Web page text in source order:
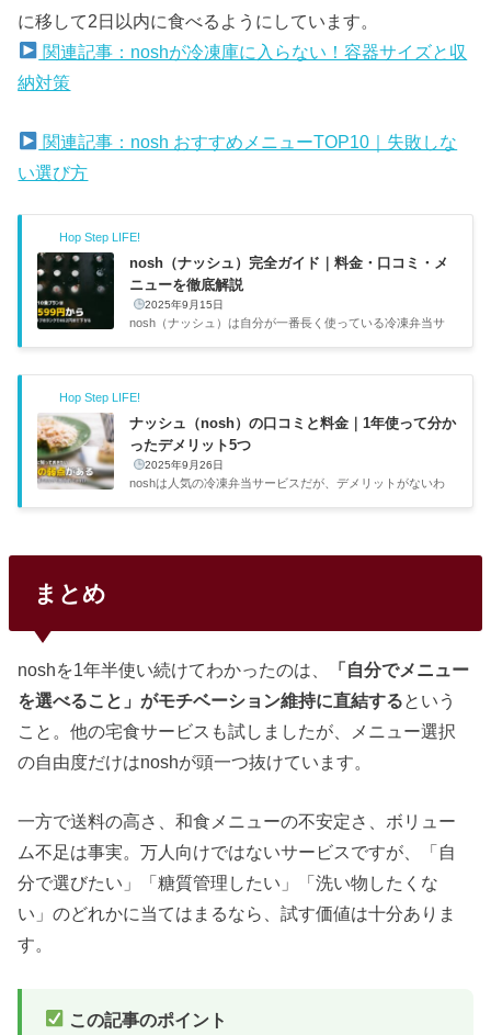
に移して2日以内に食べるようにしています。
関連記事：noshが冷凍庫に入らない！容器サイズと収
納対策
関連記事：nosh おすすめメニューTOP10｜失敗しな
い選び方
Hop Step LIFE!
nosh（ナッシュ）完全ガイド｜料金・口コミ・メ
ニューを徹底解説
2025年9月15日
nosh（ナッシュ）は自分が一番長く使っている冷凍弁当サ
言われたのがきっかけで始めた。チリハンバーグステーキを
食べた瞬間に「これは続けられる」と確信して、もう1年以
上リピートしている。この記事ではnoshの料金・口コミ・
メリット・デメリットを実体験ベースでまとめた。出典：no
sh（ナッシュ）公式サイトnoshの基本情報他の冷凍弁当サ
ービスと比べたときのnoshの最大の特徴は「自分でメニュ
ーを選べる」ことだ。...
Hop Step LIFE!
ナッシュ（nosh）の口コミと料金｜1年使って分か
ったデメリット5つ
2025年9月26日
noshは人気の冷凍弁当サービスだが、デメリットがないわ
典：nosh（ナッシュ）公式サイトデメリット5つの一覧まず
おかずプレートのみパックご飯・オートミール常備メニュー
まとめ
noshを1年半使い続けてわかったのは、
「自分でメニュー
を選べること」がモチベーション維持に直結するという
こと。他の宅食サービスも試しましたが、メニュー選択
の自由度だけはnoshが頭一つ抜けています。
一方で送料の高さ、和食メニューの不安定さ、ボリュー
ム不足は事実。万人向けではないサービスですが、「自
分で選びたい」「糖質管理したい」「洗い物したくな
い」のどれかに当てはまるなら、試す価値は十分ありま
す。
この記事のポイント